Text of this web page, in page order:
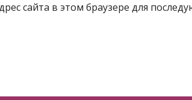
сайта в этом браузере для